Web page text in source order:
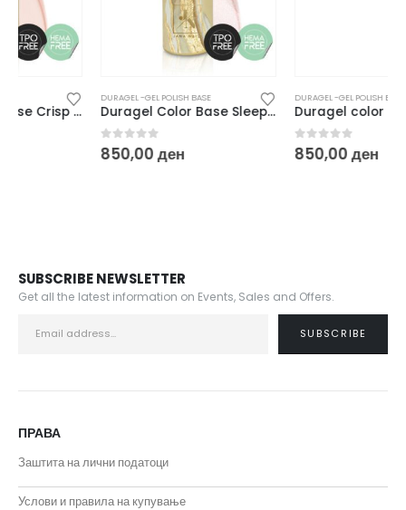
DURAGEL -GEL POLISH BASE
Duragel Color Base Sleeping Beauty
ден
DURAGEL -GEL POLISH BASE
Duragel color base – “Girl Code”
ден
SUBSCRIBE NEWSLETTER
Get all the latest information on Events, Sales and Offers.
ПРАВА
Заштита на лични податоци
Услови и правила на купување